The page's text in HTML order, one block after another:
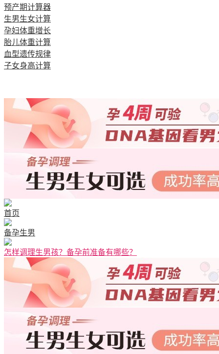
预产期计算器
生男生女计算
孕妇体重增长
胎儿体重计算
血型遗传规律
子女身高计算
首页
备孕生男
怎样调理生男孩？备孕前准备有哪些？